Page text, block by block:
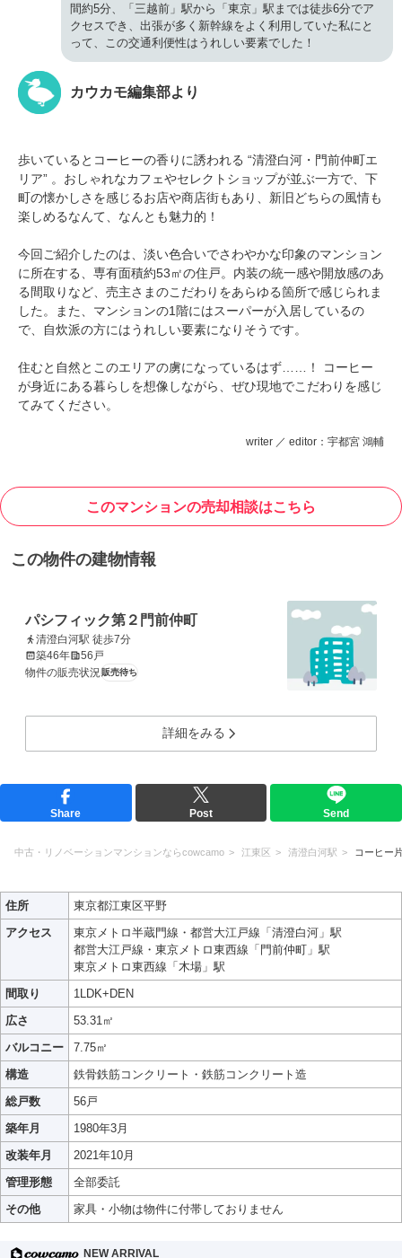
間約5分、「三越前」駅から「東京」駅までは徒歩6分でア
クセスでき、出張が多く新幹線をよく利用していた私にと
って、この交通利便性はうれしい要素でした！
カウカモ編集部より
歩いているとコーヒーの香りに誘われる “清澄白河・門前仲町エ
リア” 。おしゃれなカフェやセレクトショップが並ぶ一方で、下
町の懐かしさを感じるお店や商店街もあり、新旧どちらの風情も
楽しめるなんて、なんとも魅力的！
今回ご紹介したのは、淡い色合いでさわやかな印象のマンション
に所在する、専有面積約53㎡の住戸。内装の統一感や開放感のあ
る間取りなど、売主さまのこだわりをあらゆる箇所で感じられま
した。また、マンションの1階にはスーパーが入居しているの
で、自炊派の方にはうれしい要素になりそうです。
住むと自然とこのエリアの虜になっているはず……！ コーヒー
が身近にある暮らしを想像しながら、ぜひ現地でこだわりを感じ
てみてください。
writer ／ editor：宇都宮 鴻輔
このマンションの売却相談はこちら
この物件の建物情報
パシフィック第２門前仲町
清澄白河駅 徒歩7分
築46年
56戸
物件の販売状況 販売待ち
詳細をみる
Share Post Send
中古・リノベーションマンションならcowcamo 江東区 清澄白河駅 コーヒー
住所
東京都江東区平野
アクセス
東京メトロ半蔵門線・都営大江戸線「清澄白河」駅
都営大江戸線・東京メトロ東西線「門前仲町」駅
東京メトロ東西線「木場」駅
間取り
1LDK+DEN
広さ
53.31㎡
バルコニー
7.75㎡
構造
鉄骨鉄筋コンクリート・鉄筋コンクリート造
総戸数
56戸
築年月
1980年3月
改装年月
2021年10月
管理形態
全部委託
その他
家具・小物は物件に付帯しておりません
NEW ARRIVAL